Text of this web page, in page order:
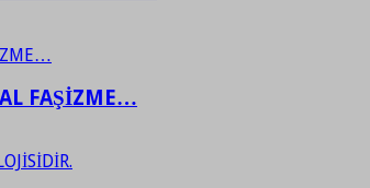
FAŞİZME…